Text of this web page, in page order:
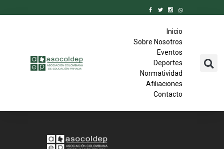
Inicio
Sobre Nosotros
Eventos
Deportes
Normatividad
Afiliaciones
Contacto